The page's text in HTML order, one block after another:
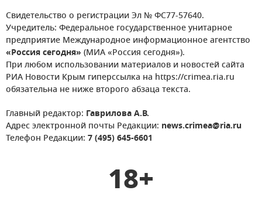
Свидетельство о регистрации Эл № ФС77-57640.
Учредитель: Федеральное государственное унитарное
предприятие Международное информационное агентство
«Россия сегодня» (МИА «Россия сегодня»).
При любом использовании материалов и новостей сайта
РИА Новости Крым гиперссылка на https://crimea.ria.ru
обязательна не ниже второго абзаца текста.
Главный редактор: Гаврилова А.В.
Адрес электронной почты Редакции: news.crimea@ria.ru
Телефон Редакции: 7 (495) 645-6601
18+